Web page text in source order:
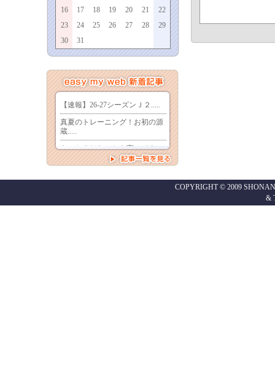
16
17 18 19 20 21
22
23
24 25 26 27 28
29
30
31
COPYRIGHT © 2009
&